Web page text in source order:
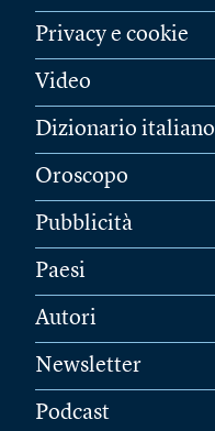
Privacy e cookie
Video
Dizionario italiano
Oroscopo
Pubblicità
Paesi
Autori
Newsletter
Podcast